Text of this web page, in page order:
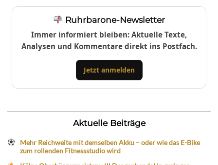
Ruhrbarone-Newsletter
Immer informiert bleiben: Aktuelle Texte,
Analysen und Kommentare direkt ins Postfach.
Jetzt anmelden
Aktuelle Beiträge
Mehr Reichweite mit demselben Akku – oder wie das E-Bike
zum rollenden Fitnessstudio wird